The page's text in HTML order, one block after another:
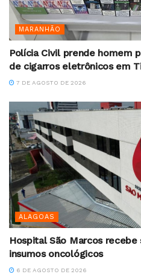
MARANHÃO
Polícia Civil prende homem
de cigarros eletrônicos em
7 DE AGOSTO DE 2026
ALAGOAS
Hospital São Marcos recebe
insumos oncológicos
6 DE AGOSTO DE 2026